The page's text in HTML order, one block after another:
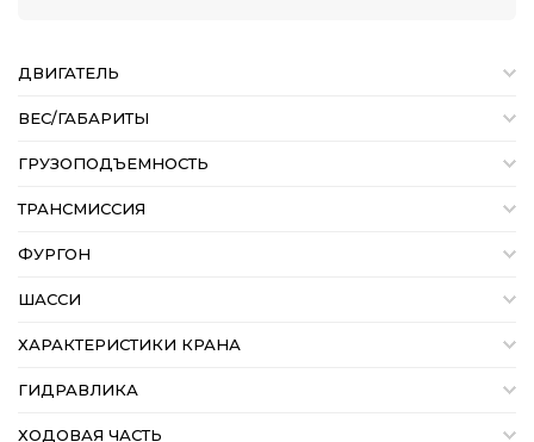
ДВИГАТЕЛЬ
ВЕС/ГАБАРИТЫ
ГРУЗОПОДЪЕМНОСТЬ
ТРАНСМИССИЯ
ФУРГОН
ШАССИ
ХАРАКТЕРИСТИКИ КРАНА
ГИДРАВЛИКА
ХОДОВАЯ ЧАСТЬ